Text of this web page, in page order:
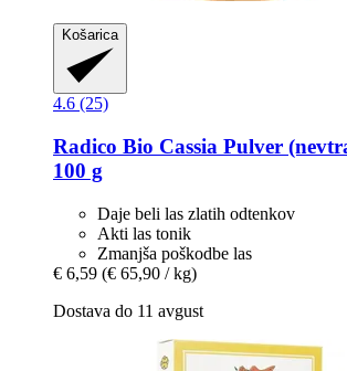
Košarica
4.6 (25)
Radico Bio Cassia Pulver
100 g
Daje beli las zlatih odtenkov
Akti las tonik
Zmanjša poškodbe las
€ 6,59 (€ 65,90 / kg)
Dostava do 11 avgust